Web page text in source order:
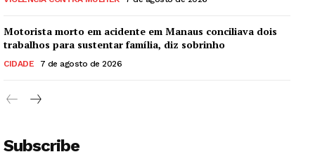
Motorista morto em acidente em Manaus conciliava dois
trabalhos para sustentar família, diz sobrinho
CIDADE 7 de agosto de 2026
Subscribe